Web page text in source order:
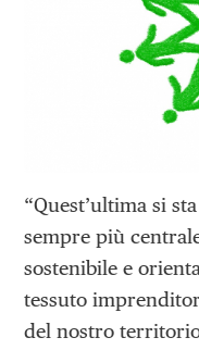
“Quest’ultima si
sempre più
sostenibile e
tessuto
del nostro